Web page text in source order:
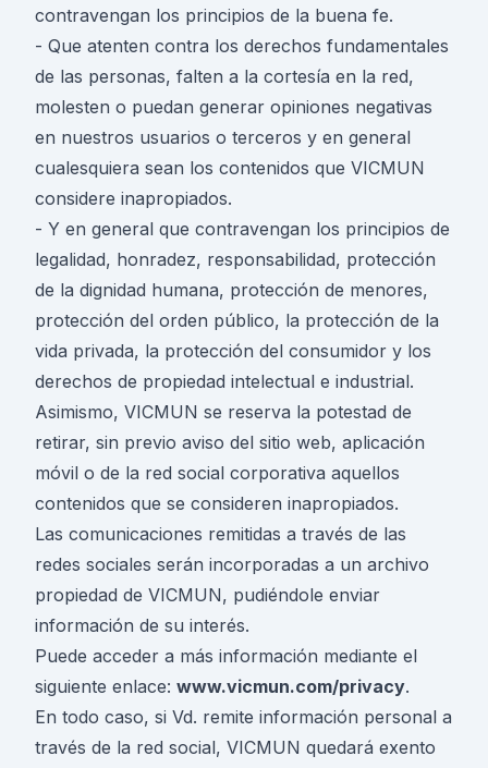
contravengan los principios de la buena fe.
- Que atenten contra los derechos fundamentales
de las personas, falten a la cortesía en la red,
molesten o puedan generar opiniones negativas
en nuestros usuarios o terceros y en general
cualesquiera sean los contenidos que VICMUN
considere inapropiados.
- Y en general que contravengan los principios de
legalidad, honradez, responsabilidad, protección
de la dignidad humana, protección de menores,
protección del orden público, la protección de la
vida privada, la protección del consumidor y los
derechos de propiedad intelectual e industrial.
Asimismo, VICMUN se reserva la potestad de
retirar, sin previo aviso del sitio web, aplicación
móvil o de la red social corporativa aquellos
contenidos que se consideren inapropiados.
Las comunicaciones remitidas a través de las
redes sociales serán incorporadas a un archivo
propiedad de VICMUN, pudiéndole enviar
información de su interés.
Puede acceder a más información mediante el
siguiente enlace: www.vicmun.com/privacy.
En todo caso, si Vd. remite información personal a
través de la red social, VICMUN quedará exento